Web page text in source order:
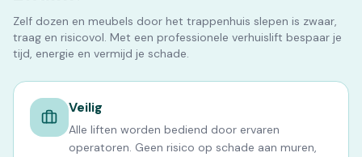
Zelf dozen en meubels door het trappenhuis slepen is zwaar,
traag en risicovol. Met een professionele verhuislift bespaar je
tijd, energie en vermijd je schade.
Veilig
Alle liften worden bediend door ervaren
operatoren. Geen risico op schade aan muren,